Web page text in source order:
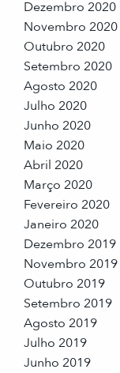
Dezembro 2020
Novembro 2020
Outubro 2020
Setembro 2020
Agosto 2020
Julho 2020
Junho 2020
Maio 2020
Abril 2020
Março 2020
Fevereiro 2020
Janeiro 2020
Dezembro 2019
Novembro 2019
Outubro 2019
Setembro 2019
Agosto 2019
Julho 2019
Junho 2019